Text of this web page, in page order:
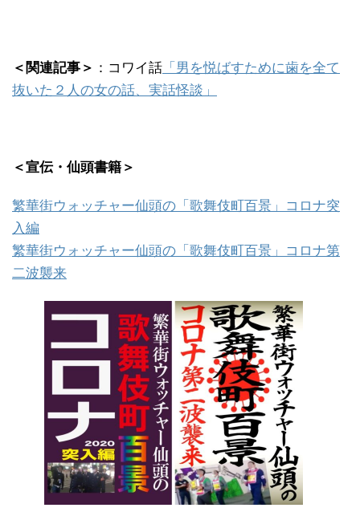
＜関連記事＞ ：コワイ話 「男を悦ばすために歯を全て
抜いた２人の女の話、実話怪談」
＜宣伝・仙頭書籍＞
繁華街ウォッチャー仙頭の「歌舞伎町百景」コロナ突
入編
繁華街ウォッチャー仙頭の「歌舞伎町百景」コロナ第
二波襲来